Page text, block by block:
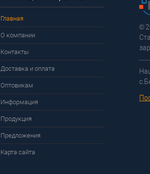
Главная
О компании
Контакты
Доставка и оплата
Оптовикам
Информация
Продукция
Предложения
Карта сайта
©